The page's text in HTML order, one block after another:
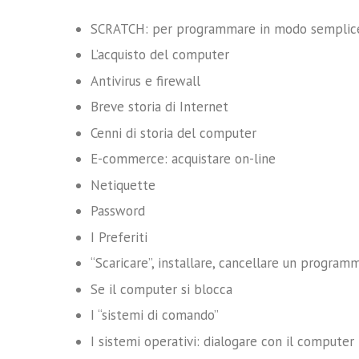
SCRATCH: per programmare in modo
L’acquisto del computer
Antivirus e firewall
Breve storia di Internet
Cenni di storia del computer
E-commerce: acquistare on-line
Netiquette
Password
I Preferiti
“Scaricare”, installare, cancellare un
Se il computer si blocca
I “sistemi di comando”
I sistemi operativi: dialogare con il computer